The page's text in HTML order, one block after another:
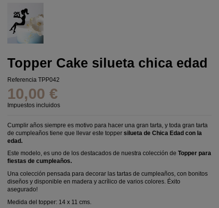
Topper Cake silueta chica edad
Referencia TPP042
10,00 €
Impuestos incluidos
Cumplir años siempre es motivo para hacer una gran tarta, y toda gran tarta
de cumpleaños tiene que llevar este topper silueta de Chica Edad con la
edad.
Este modelo, es uno de los destacados de nuestra colección de Topper para
fiestas de cumpleaños.
Una colección pensada para decorar las tartas de cumpleaños, con bonitos
diseños y disponible en madera y acrílico de varios colores. Éxito
asegurado!
Medida del topper: 14 x 11 cms.